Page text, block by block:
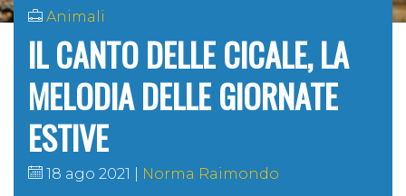
Animali
IL CANTO DELLE CICALE, LA
MELODIA DELLE GIORNATE
ESTIVE
18 ago 2021 Norma Raimondo